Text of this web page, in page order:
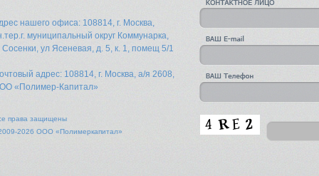
нашего офиса: 108814, г. Москва,
муниципальный округ Коммунарка,
Сосенки, ул Ясеневая, д. 5, к. 1, помещ 5/1
адрес: 108814, г. Москва, а/я 2608,
«Полимер-Капитал»
права защищены
2026 ООО «Полимеркапитал»